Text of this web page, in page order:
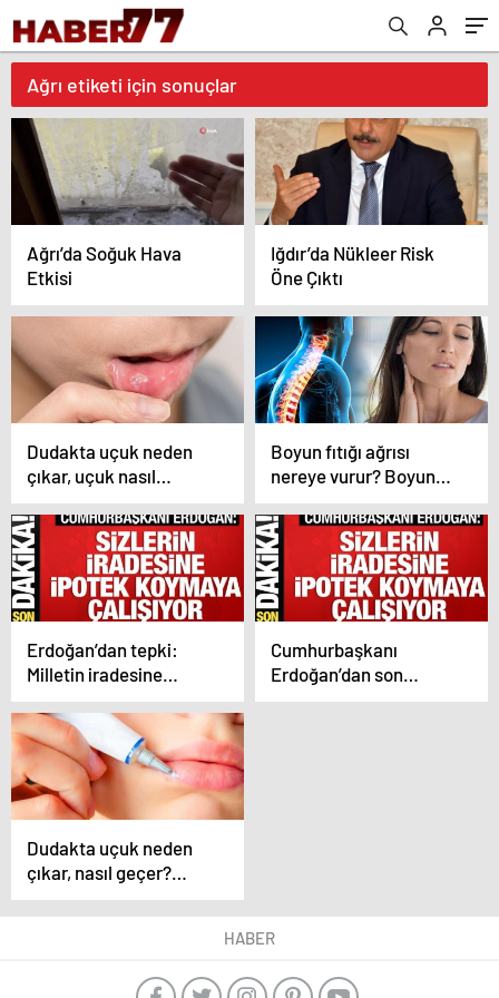
Ağrı etiketi için sonuçlar
Ağrı’da Soğuk Hava
Etkisi
Iğdır’da Nükleer Risk
Öne Çıktı
Dudakta uçuk neden
çıkar, uçuk nasıl
geçer? Stresten dudak
uçuklaması…
Boyun fıtığı ağrısı
nereye vurur? Boyun
fıtığı belirtileri
nelerdir? Boyun fıtığına
ne iyi gelir?
Erdoğan’dan tepki:
Milletin iradesine
ipotek koymaya
çalışıyor
Cumhurbaşkanı
Erdoğan’dan son
dakika açıklamaları
Dudakta uçuk neden
çıkar, nasıl geçer?
Stresten dudak
uçuklaması…
HABER